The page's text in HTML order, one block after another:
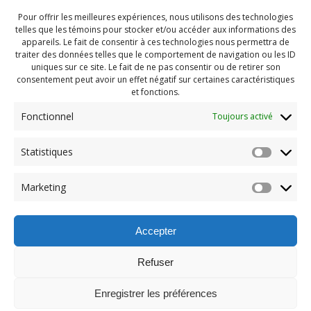
Pour offrir les meilleures expériences, nous utilisons des technologies
telles que les témoins pour stocker et/ou accéder aux informations des
appareils. Le fait de consentir à ces technologies nous permettra de
traiter des données telles que le comportement de navigation ou les ID
uniques sur ce site. Le fait de ne pas consentir ou de retirer son
consentement peut avoir un effet négatif sur certaines caractéristiques
et fonctions.
Fonctionnel Toujours activé
Statistiques
Marketing
Accepter
Refuser
Enregistrer les préférences
Navigation
de
l'article
Previous
Camp automne (62)
© 2026 Maison des Jeunes de Boucherville.